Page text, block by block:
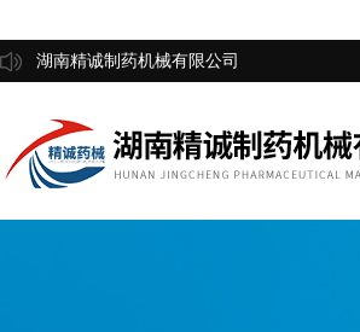
湖南精诚制药机械有限公司